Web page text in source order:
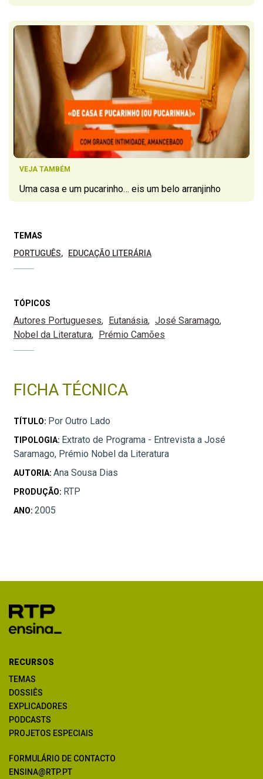
VEJA TAMBÉM
Uma casa e um pucarinho… eis um belo arranjinho
TEMAS
PORTUGUÊS
EDUCAÇÃO LITERÁRIA
TÓPICOS
Autores Portugueses Eutanásia
José Saramago
Nobel da Literatura
Prémio Camões
FICHA TÉCNICA
TÍTULO: Por Outro Lado
TIPOLOGIA: Extrato de Programa - Entrevista a José
Saramago, Prémio Nobel da Literatura
AUTORIA: Ana Sousa Dias
PRODUÇÃO: RTP
ANO: 2005
RECURSOS
TEMAS
DOSSIÊS
EXPLICADORES
PODCASTS
PROJETOS ESPECIAIS
FORMULÁRIO DE CONTACTO
ENSINA@RTP.PT